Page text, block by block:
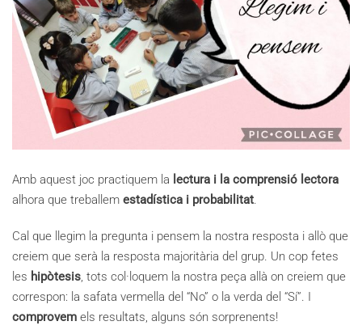
Amb aquest joc practiquem la lectura i la comprensió lectora
alhora que treballem estadística i probabilitat.
Cal que llegim la pregunta i pensem la nostra resposta i allò que
creiem que serà la resposta majoritària del grup. Un cop fetes
les hipòtesis, tots col·loquem la nostra peça allà on creiem que
correspon: la safata vermella del “No” o la verda del “Sí”. I
comprovem els resultats, alguns són sorprenents!